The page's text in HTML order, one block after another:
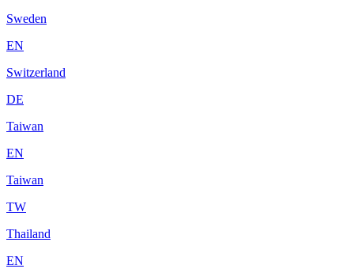
Sweden
EN
Switzerland
DE
Taiwan
EN
Taiwan
TW
Thailand
EN